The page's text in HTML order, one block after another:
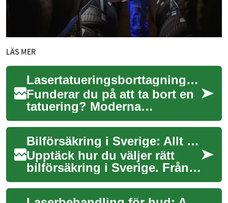
LÄS MER
Lasertatueringsborttagning: Allt du behöver veta
Funderar du på att ta bort en
tatuering? Moderna
lasermetoder erbjuder effektiv
borttagning, men processen
kräver kun...
Bilförsäkring i Sverige: Allt du behöver veta
Upptäck hur du väljer rätt
bilförsäkring i Sverige. Från
grundläggande krav till
avancerade tillägg, denna